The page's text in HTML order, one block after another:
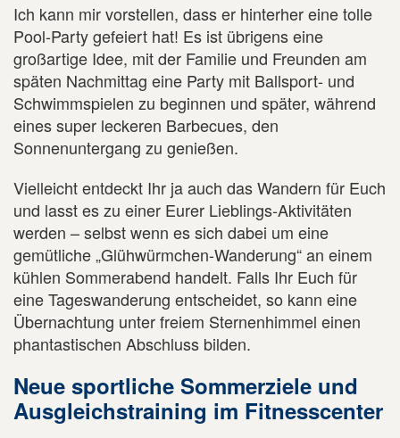
Ich kann mir vorstellen, dass er hinterher eine tolle
Pool-Party gefeiert hat! Es ist übrigens eine
großartige Idee, mit der Familie und Freunden am
späten Nachmittag eine Party mit Ballsport- und
Schwimmspielen zu beginnen und später, während
eines super leckeren Barbecues, den
Sonnenuntergang zu genießen.
Vielleicht entdeckt Ihr ja auch das Wandern für Euch
und lasst es zu einer Eurer Lieblings-Aktivitäten
werden – selbst wenn es sich dabei um eine
gemütliche „Glühwürmchen-Wanderung“ an einem
kühlen Sommerabend handelt. Falls Ihr Euch für
eine Tageswanderung entscheidet, so kann eine
Übernachtung unter freiem Sternenhimmel einen
phantastischen Abschluss bilden.
Neue sportliche Sommerziele und
Ausgleichstraining im Fitnesscenter